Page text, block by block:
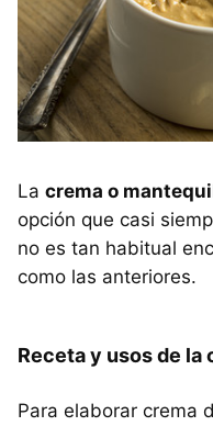
La crema o
opción que casi
no es tan habitual
como las anteriores.
Receta y usos de la
Para elaborar crema